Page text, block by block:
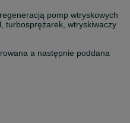
pomp wtryskowych
turbosprężarek, wtryskiwaczy
a następnie poddana